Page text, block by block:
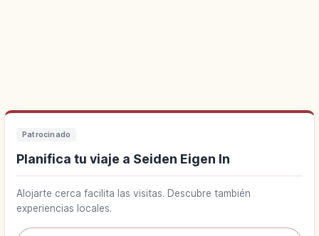
Patrocinado
Planifica tu viaje a Seiden Eigen In
Alojarte cerca facilita las visitas. Descubre también
experiencias locales.